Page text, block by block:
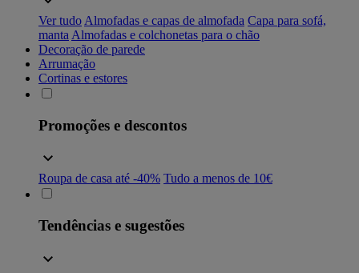
Ver tudo Almofadas e capas de almofada Capa para sofá,
manta Almofadas e colchonetas para o chão
Decoração de parede
Arrumação
Cortinas e estores
Promoções e descontos
Roupa de casa até -40% Tudo a menos de 10€
Tendências e sugestões